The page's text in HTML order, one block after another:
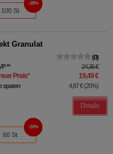
100 St
28%
Granulat
0
** 24,36 €
Preis* 19,49 €
sparen 4,87 €(20%)
Details
60 St
20%